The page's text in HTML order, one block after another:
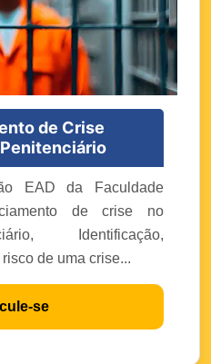
de Crise
EAD da Faculdade
de crise no
Identificação,
de uma crise...
se